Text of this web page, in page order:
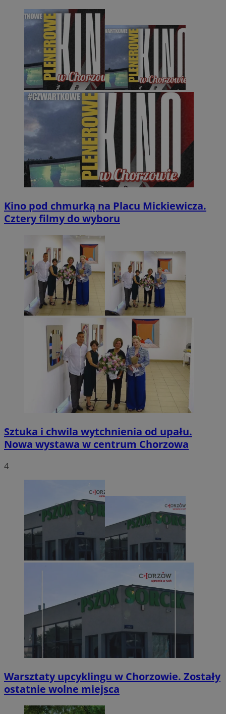
Kino pod chmurką na Placu Mickiewicza.
Cztery filmy do wyboru
Sztuka i chwila wytchnienia od upału.
Nowa wystawa w centrum Chorzowa
4
Warsztaty upcyklingu w Chorzowie. Zostały
ostatnie wolne miejsca